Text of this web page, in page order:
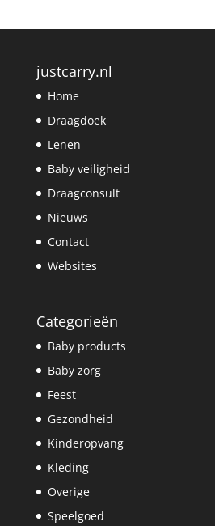
justcarry.nl
Home
Draagdoek
Lenen
Baby veiligheid
Draagconsult
Nieuws
Contact
Websites
Categorieën
Baby products
Baby zorg
Feest
Gezondheid
Kinderopvang
Kleding
Overige
Speelgoed